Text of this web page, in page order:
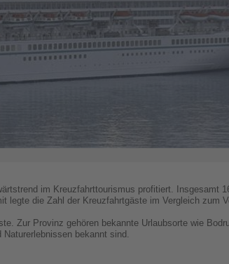
im Kreuzfahrttourismus profitiert. Insgesamt
legte die Zahl der Kreuzfahrtgäste im Vergleich zum
Zur Provinz gehören bekannte Urlaubsorte wie
bekannt sind.